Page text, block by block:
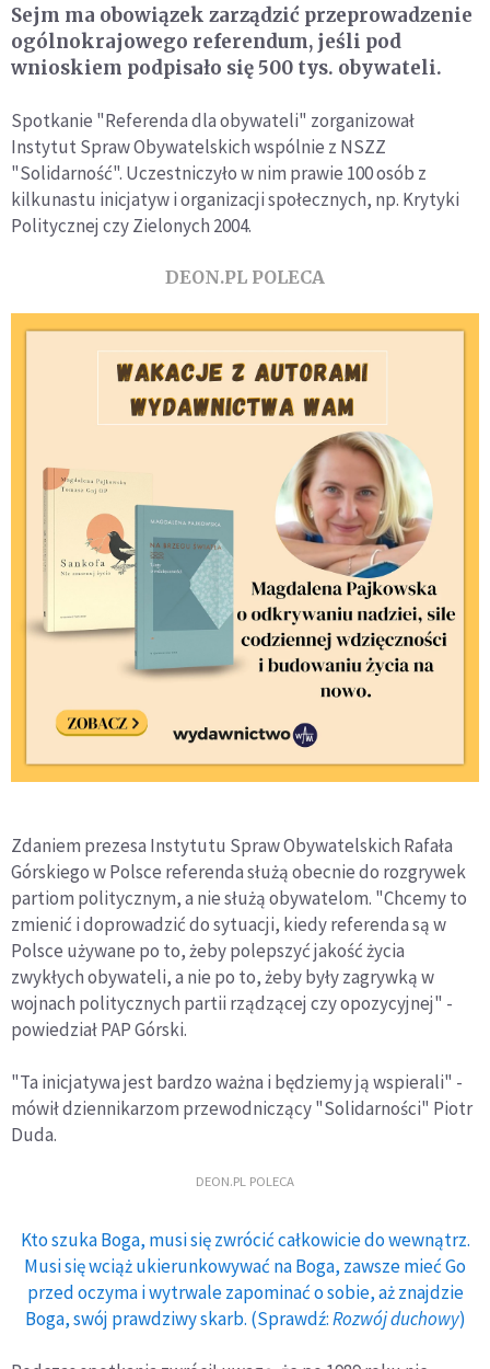
Sejm ma obowiązek zarządzić przeprowadzenie
ogólnokrajowego referendum, jeśli pod
wnioskiem podpisało się 500 tys. obywateli.
Spotkanie "Referenda dla obywateli" zorganizował
Instytut Spraw Obywatelskich wspólnie z NSZZ
"Solidarność". Uczestniczyło w nim prawie 100 osób z
kilkunastu inicjatyw i organizacji społecznych, np. Krytyki
Politycznej czy Zielonych 2004.
DEON.PL POLECA
Zdaniem prezesa Instytutu Spraw Obywatelskich Rafała
Górskiego w Polsce referenda służą obecnie do rozgrywek
partiom politycznym, a nie służą obywatelom. "Chcemy to
zmienić i doprowadzić do sytuacji, kiedy referenda są w
Polsce używane po to, żeby polepszyć jakość życia
zwykłych obywateli, a nie po to, żeby były zagrywką w
wojnach politycznych partii rządzącej czy opozycyjnej" -
powiedział PAP Górski.
"Ta inicjatywa jest bardzo ważna i będziemy ją wspierali" -
mówił dziennikarzom przewodniczący "Solidarności" Piotr
Duda.
DEON.PL POLECA
Kto szuka Boga, musi się zwrócić całkowicie do wewnątrz.
Musi się wciąż ukierunkowywać na Boga, zawsze mieć Go
przed oczyma i wytrwale zapominać o sobie, aż znajdzie
Boga, swój prawdziwy skarb. (Sprawdź:Rozwój duchowy)